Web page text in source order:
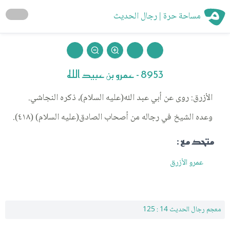
مساحة حرة | رجال الحديث
8953 - عمرو بن عبيد الله
الأزرق: روى عن أبي عبد الله(عليه السلام)، ذكره النجاشي.
وعده الشيخ في رجاله من أصحاب الصادق(عليه السلام) (٤١٨).
متحد مع :
عمرو الأزرق
معجم رجال الحديث 14 : 125